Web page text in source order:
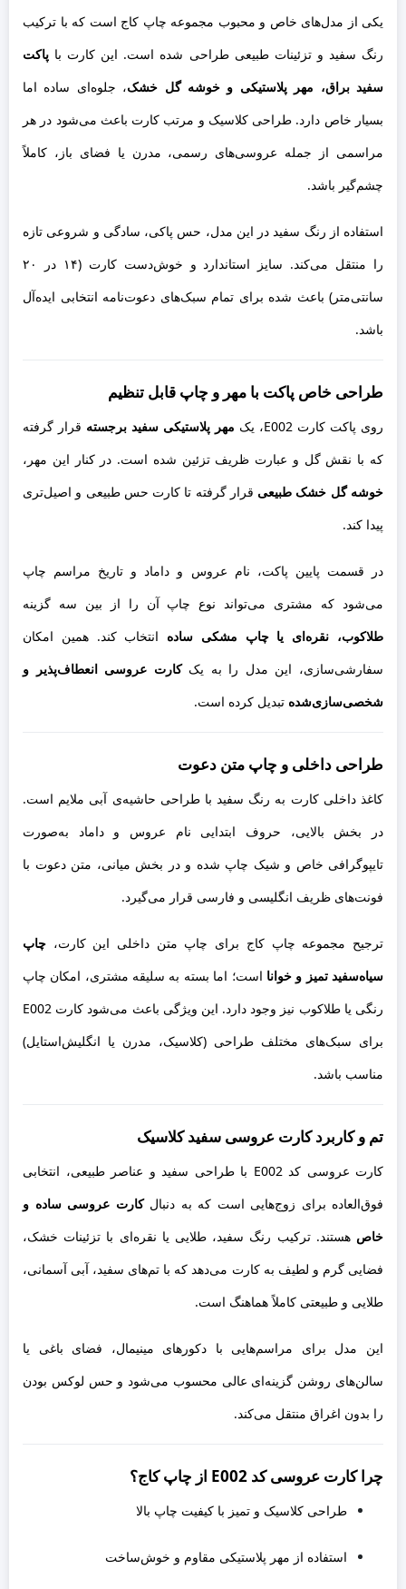
یکی از مدل‌های خاص و محبوب مجموعه چاپ کاج است که با ترکیب
رنگ سفید و تزئینات طبیعی طراحی شده است. این کارت با پاکت
سفید براق، مهر پلاستیکی و خوشه گل خشک، جلوه‌ای ساده اما
بسیار خاص دارد. طراحی کلاسیک و مرتب کارت باعث می‌شود در هر
مراسمی از جمله عروسی‌های رسمی، مدرن یا فضای باز، کاملاً
چشم‌گیر باشد.
استفاده از رنگ سفید در این مدل، حس پاکی، سادگی و شروعی تازه
را منتقل می‌کند. سایز استاندارد و خوش‌دست کارت (۱۴ در ۲۰
سانتی‌متر) باعث شده برای تمام سبک‌های دعوت‌نامه انتخابی ایده‌آل
باشد.
طراحی خاص پاکت با مهر و چاپ قابل تنظیم
روی پاکت کارت E002، یک مهر پلاستیکی سفید برجسته قرار گرفته
که با نقش گل و عبارت ظریف تزئین شده است. در کنار این مهر،
خوشه گل خشک طبیعی قرار گرفته تا کارت حس طبیعی و اصیل‌تری
پیدا کند.
در قسمت پایین پاکت، نام عروس و داماد و تاریخ مراسم چاپ
می‌شود که مشتری می‌تواند نوع چاپ آن را از بین سه گزینه
طلاکوب، نقره‌ای یا چاپ مشکی ساده انتخاب کند. همین امکان
سفارشی‌سازی، این مدل را به یککارت عروسی انعطاف‌پذیر و
شخصی‌سازی‌شده تبدیل کرده است.
طراحی داخلی و چاپ متن دعوت
کاغذ داخلی کارت به رنگ سفید با طراحی حاشیه‌ی آبی ملایم است.
در بخش بالایی، حروف ابتدایی نام عروس و داماد به‌صورت
تایپوگرافی خاص و شیک چاپ شده و در بخش میانی، متن دعوت با
فونت‌های ظریف انگلیسی و فارسی قرار می‌گیرد.
ترجیح مجموعه چاپ کاج برای چاپ متن داخلی این کارت، چاپ
سیاه‌سفید تمیز و خوانا است؛ اما بسته به سلیقه مشتری، امکان چاپ
رنگی یا طلاکوب نیز وجود دارد. این ویژگی باعث می‌شود کارت E002
برای سبک‌های مختلف طراحی (کلاسیک، مدرن یا انگلیش‌استایل)
مناسب باشد.
تم و کاربرد کارت عروسی سفید کلاسیک
کارت عروسی کد E002 با طراحی سفید و عناصر طبیعی، انتخابی
فوق‌العاده برای زوج‌هایی است که به دنبالکارت عروسی ساده و
خاص هستند. ترکیب رنگ سفید، طلایی یا نقره‌ای با تزئینات خشک،
فضایی گرم و لطیف به کارت می‌دهد که با تم‌های سفید، آبی آسمانی،
طلایی و طبیعتی کاملاً هماهنگ است.
این مدل برای مراسم‌هایی با دکورهای مینیمال، فضای باغی یا
سالن‌های روشن گزینه‌ای عالی محسوب می‌شود و حس لوکس بودن
را بدون اغراق منتقل می‌کند.
چرا کارت عروسی کد E002 از چاپ کاج؟
طراحی کلاسیک و تمیز با کیفیت چاپ بالا
استفاده از مهر پلاستیکی مقاوم و خوش‌ساخت